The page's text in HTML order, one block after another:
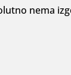
nema